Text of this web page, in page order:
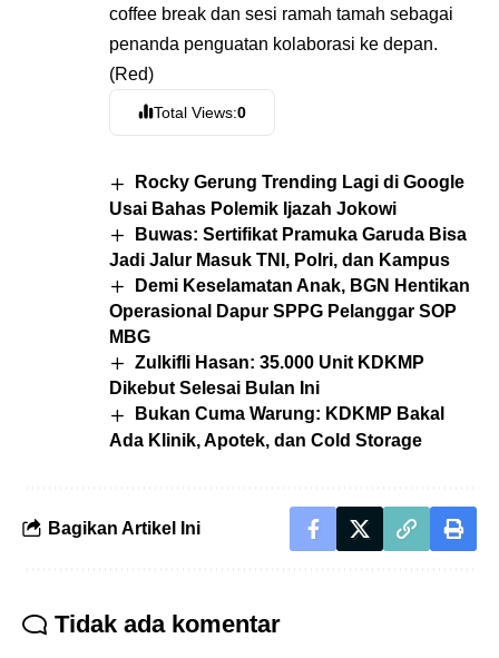
coffee break dan sesi ramah tamah sebagai
penanda penguatan kolaborasi ke depan.
(Red)
Total Views:0
Rocky Gerung Trending Lagi di Google
Usai Bahas Polemik Ijazah Jokowi
Buwas: Sertifikat Pramuka Garuda Bisa
Jadi Jalur Masuk TNI, Polri, dan Kampus
Demi Keselamatan Anak, BGN Hentikan
Operasional Dapur SPPG Pelanggar SOP
MBG
Zulkifli Hasan: 35.000 Unit KDKMP
Dikebut Selesai Bulan Ini
Bukan Cuma Warung: KDKMP Bakal
Ada Klinik, Apotek, dan Cold Storage
Bagikan Artikel Ini
Tidak ada komentar